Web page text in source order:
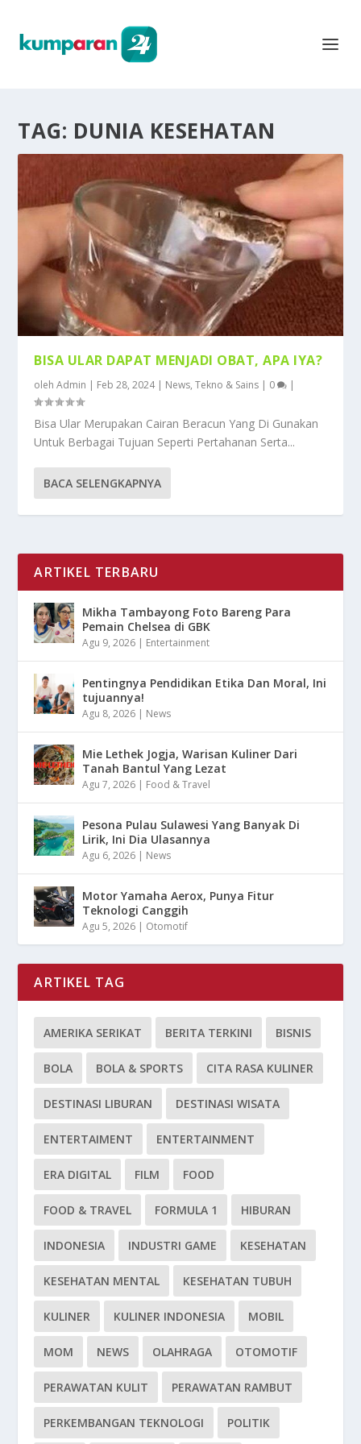
TAG: DUNIA KESEHATAN
BISA ULAR DAPAT MENJADI OBAT, APA IYA?
olehAdmin | Feb 28, 2024| News,Tekno & Sains | 0 |
Bisa Ular Merupakan Cairan Beracun Yang Di Gunakan
Untuk Berbagai Tujuan Seperti Pertahanan Serta...
BACA SELENGKAPNYA
ARTIKEL TERBARU
Mikha Tambayong Foto Bareng Para
Pemain Chelsea di GBK
Agu 9, 2026 | Entertainment
Pentingnya Pendidikan Etika Dan Moral, Ini
tujuannya!
Agu 8, 2026 | News
Mie Lethek Jogja, Warisan Kuliner Dari
Tanah Bantul Yang Lezat
Agu 7, 2026 | Food & Travel
Pesona Pulau Sulawesi Yang Banyak Di
Lirik, Ini Dia Ulasannya
Agu 6, 2026 | News
Motor Yamaha Aerox, Punya Fitur
Teknologi Canggih
Agu 5, 2026 | Otomotif
ARTIKEL TAG
AMERIKA SERIKAT BERITA TERKINI BISNIS
BOLA BOLA & SPORTS CITA RASA KULINER
DESTINASI LIBURAN DESTINASI WISATA
ENTERTAIMENT ENTERTAINMENT
ERA DIGITAL FILM FOOD
FOOD & TRAVEL FORMULA 1 HIBURAN
INDONESIA INDUSTRI GAME KESEHATAN
KESEHATAN MENTAL KESEHATAN TUBUH
KULINER KULINER INDONESIA MOBIL
MOM NEWS OLAHRAGA OTOMOTIF
PERAWATAN KULIT PERAWATAN RAMBUT
PERKEMBANGAN TEKNOLOGI POLITIK